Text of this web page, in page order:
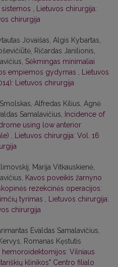
Lietuvos chirurgija:
chirurgija
Jovaišas, Algis Kybartas,
Ričardas Janilionis,
Sėkmingas minimaliai
empiemos gydymas
Lietuvos
Lietuvos chirurgija
Alfredas Kilius, Agnė
Samalavičius,
Incidence of
using low anterior
Lietuvos chirurgija: Vol. 16
Marija Vitkauskienė,
Kavos poveikis žarnyno
rezekcinės operacijos:
tyrimas
Lietuvos chirurgija:
chirurgija
Evaldas Samalavičius,
Romanas Kęstutis
hemoroidektomijos: Vilniaus
klinikos" Centro filialo